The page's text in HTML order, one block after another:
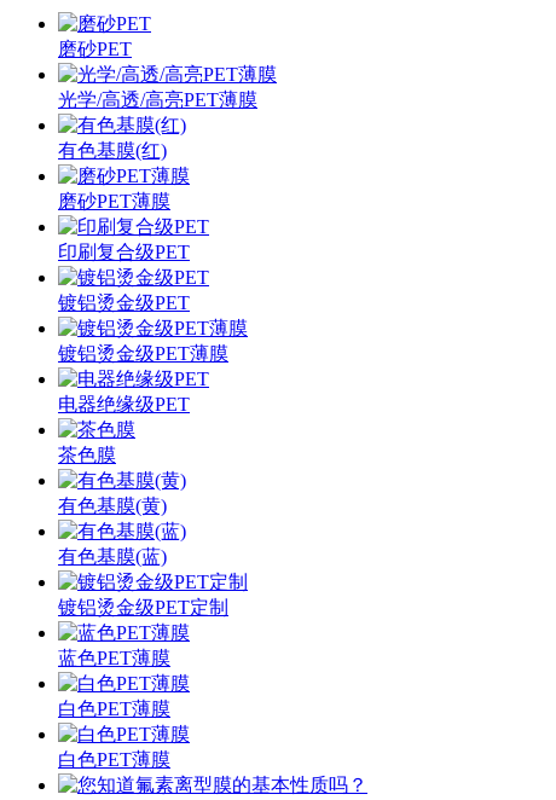
磨砂PET
光学/高透/高亮PET薄膜
有色基膜(红)
磨砂PET薄膜
印刷复合级PET
镀铝烫金级PET
镀铝烫金级PET薄膜
电器绝缘级PET
茶色膜
有色基膜(黄)
有色基膜(蓝)
镀铝烫金级PET定制
蓝色PET薄膜
白色PET薄膜
白色PET薄膜